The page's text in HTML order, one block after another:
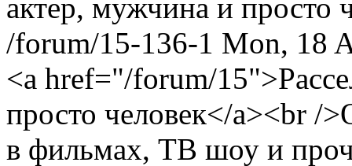
актер, мужчина и просто
/forum/15-136-1 Mon, 18
<a href="/forum/
просто человек</a><br /
в фильмах, ТВ шоу и